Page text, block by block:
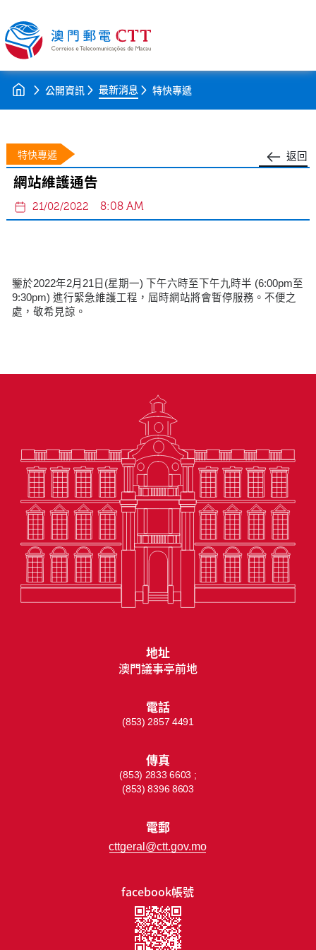
公開資訊 最新消息 特快專遞
返回
特快專遞
網站維護通告
21/02/2022 8:08 AM
鑒於2022年2月21日(星期一) 下午六時至下午九時半 (6:00pm至
9:30pm) 進行緊急維護工程，屆時網站將會暫停服務。不便之
處，敬希見諒。
facebook帳號
地址
澳門議事亭前地
電話
(853) 2857 4491
傳真
(853) 2833 6603 ;
(853) 8396 8603
電郵
cttgeral@ctt.gov.mo